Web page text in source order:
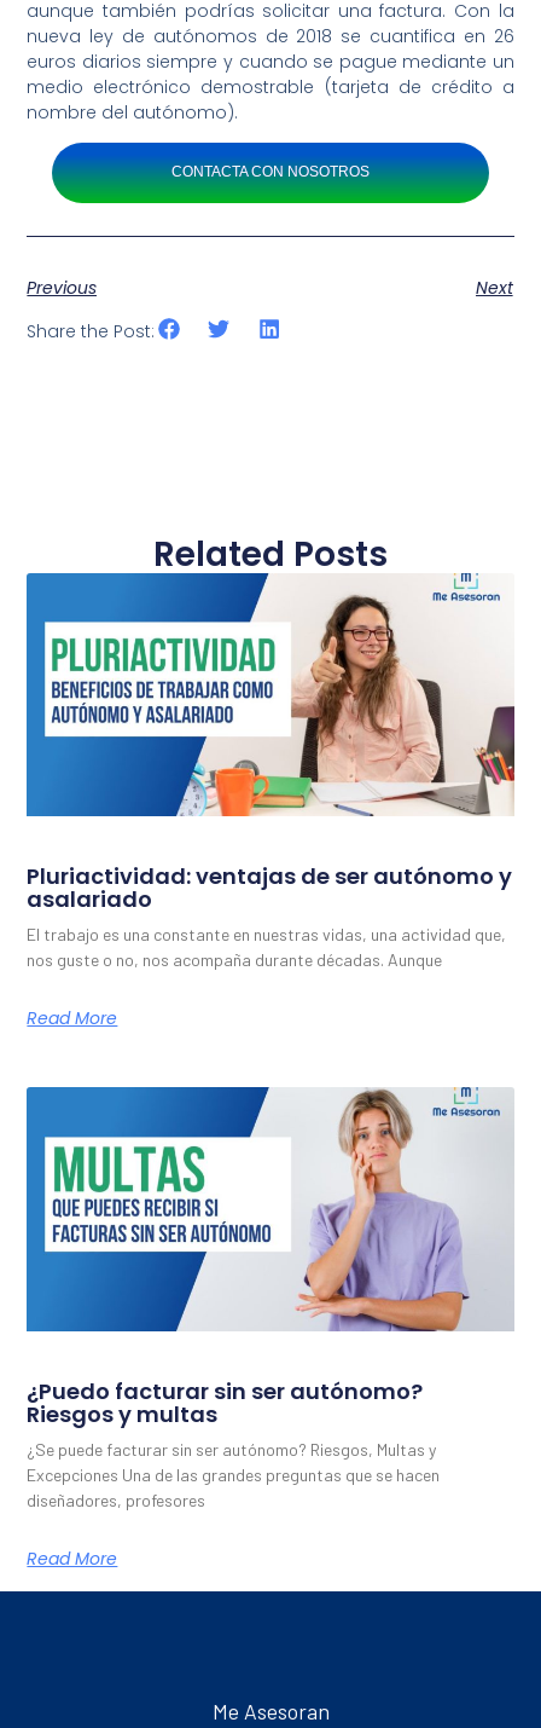
aunque también podrías solicitar una factura. Con la
nueva ley de autónomos de 2018 se cuantifica en 26
euros diarios siempre y cuando se pague mediante un
medio electrónico demostrable (tarjeta de crédito a
nombre del autónomo).
CONTACTA CON NOSOTROS
Previous
Next
Share the Post:
Related Posts
Pluriactividad: ventajas de ser autónomo y
asalariado
El trabajo es una constante en nuestras vidas, una actividad que,
nos guste o no, nos acompaña durante décadas. Aunque
Read More
¿Puedo facturar sin ser autónomo?
Riesgos y multas
¿Se puede facturar sin ser autónomo? Riesgos, Multas y
Excepciones Una de las grandes preguntas que se hacen
diseñadores, profesores
Read More
Me Asesoran